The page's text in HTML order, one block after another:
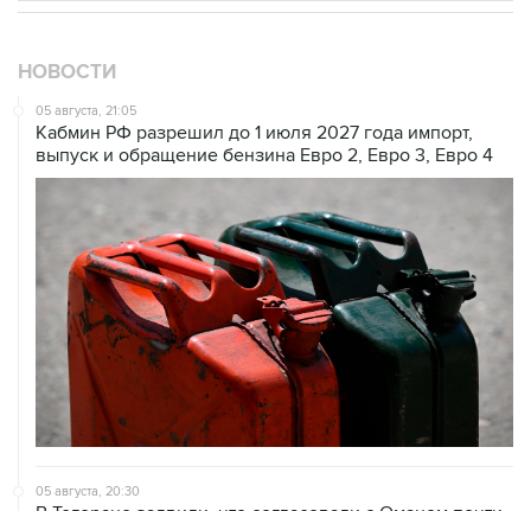
НОВОСТИ
05 августа, 21:05
Кабмин РФ разрешил до 1 июля 2027 года импорт,
выпуск и обращение бензина Евро 2, Евро 3, Евро 4
05 августа, 20:30